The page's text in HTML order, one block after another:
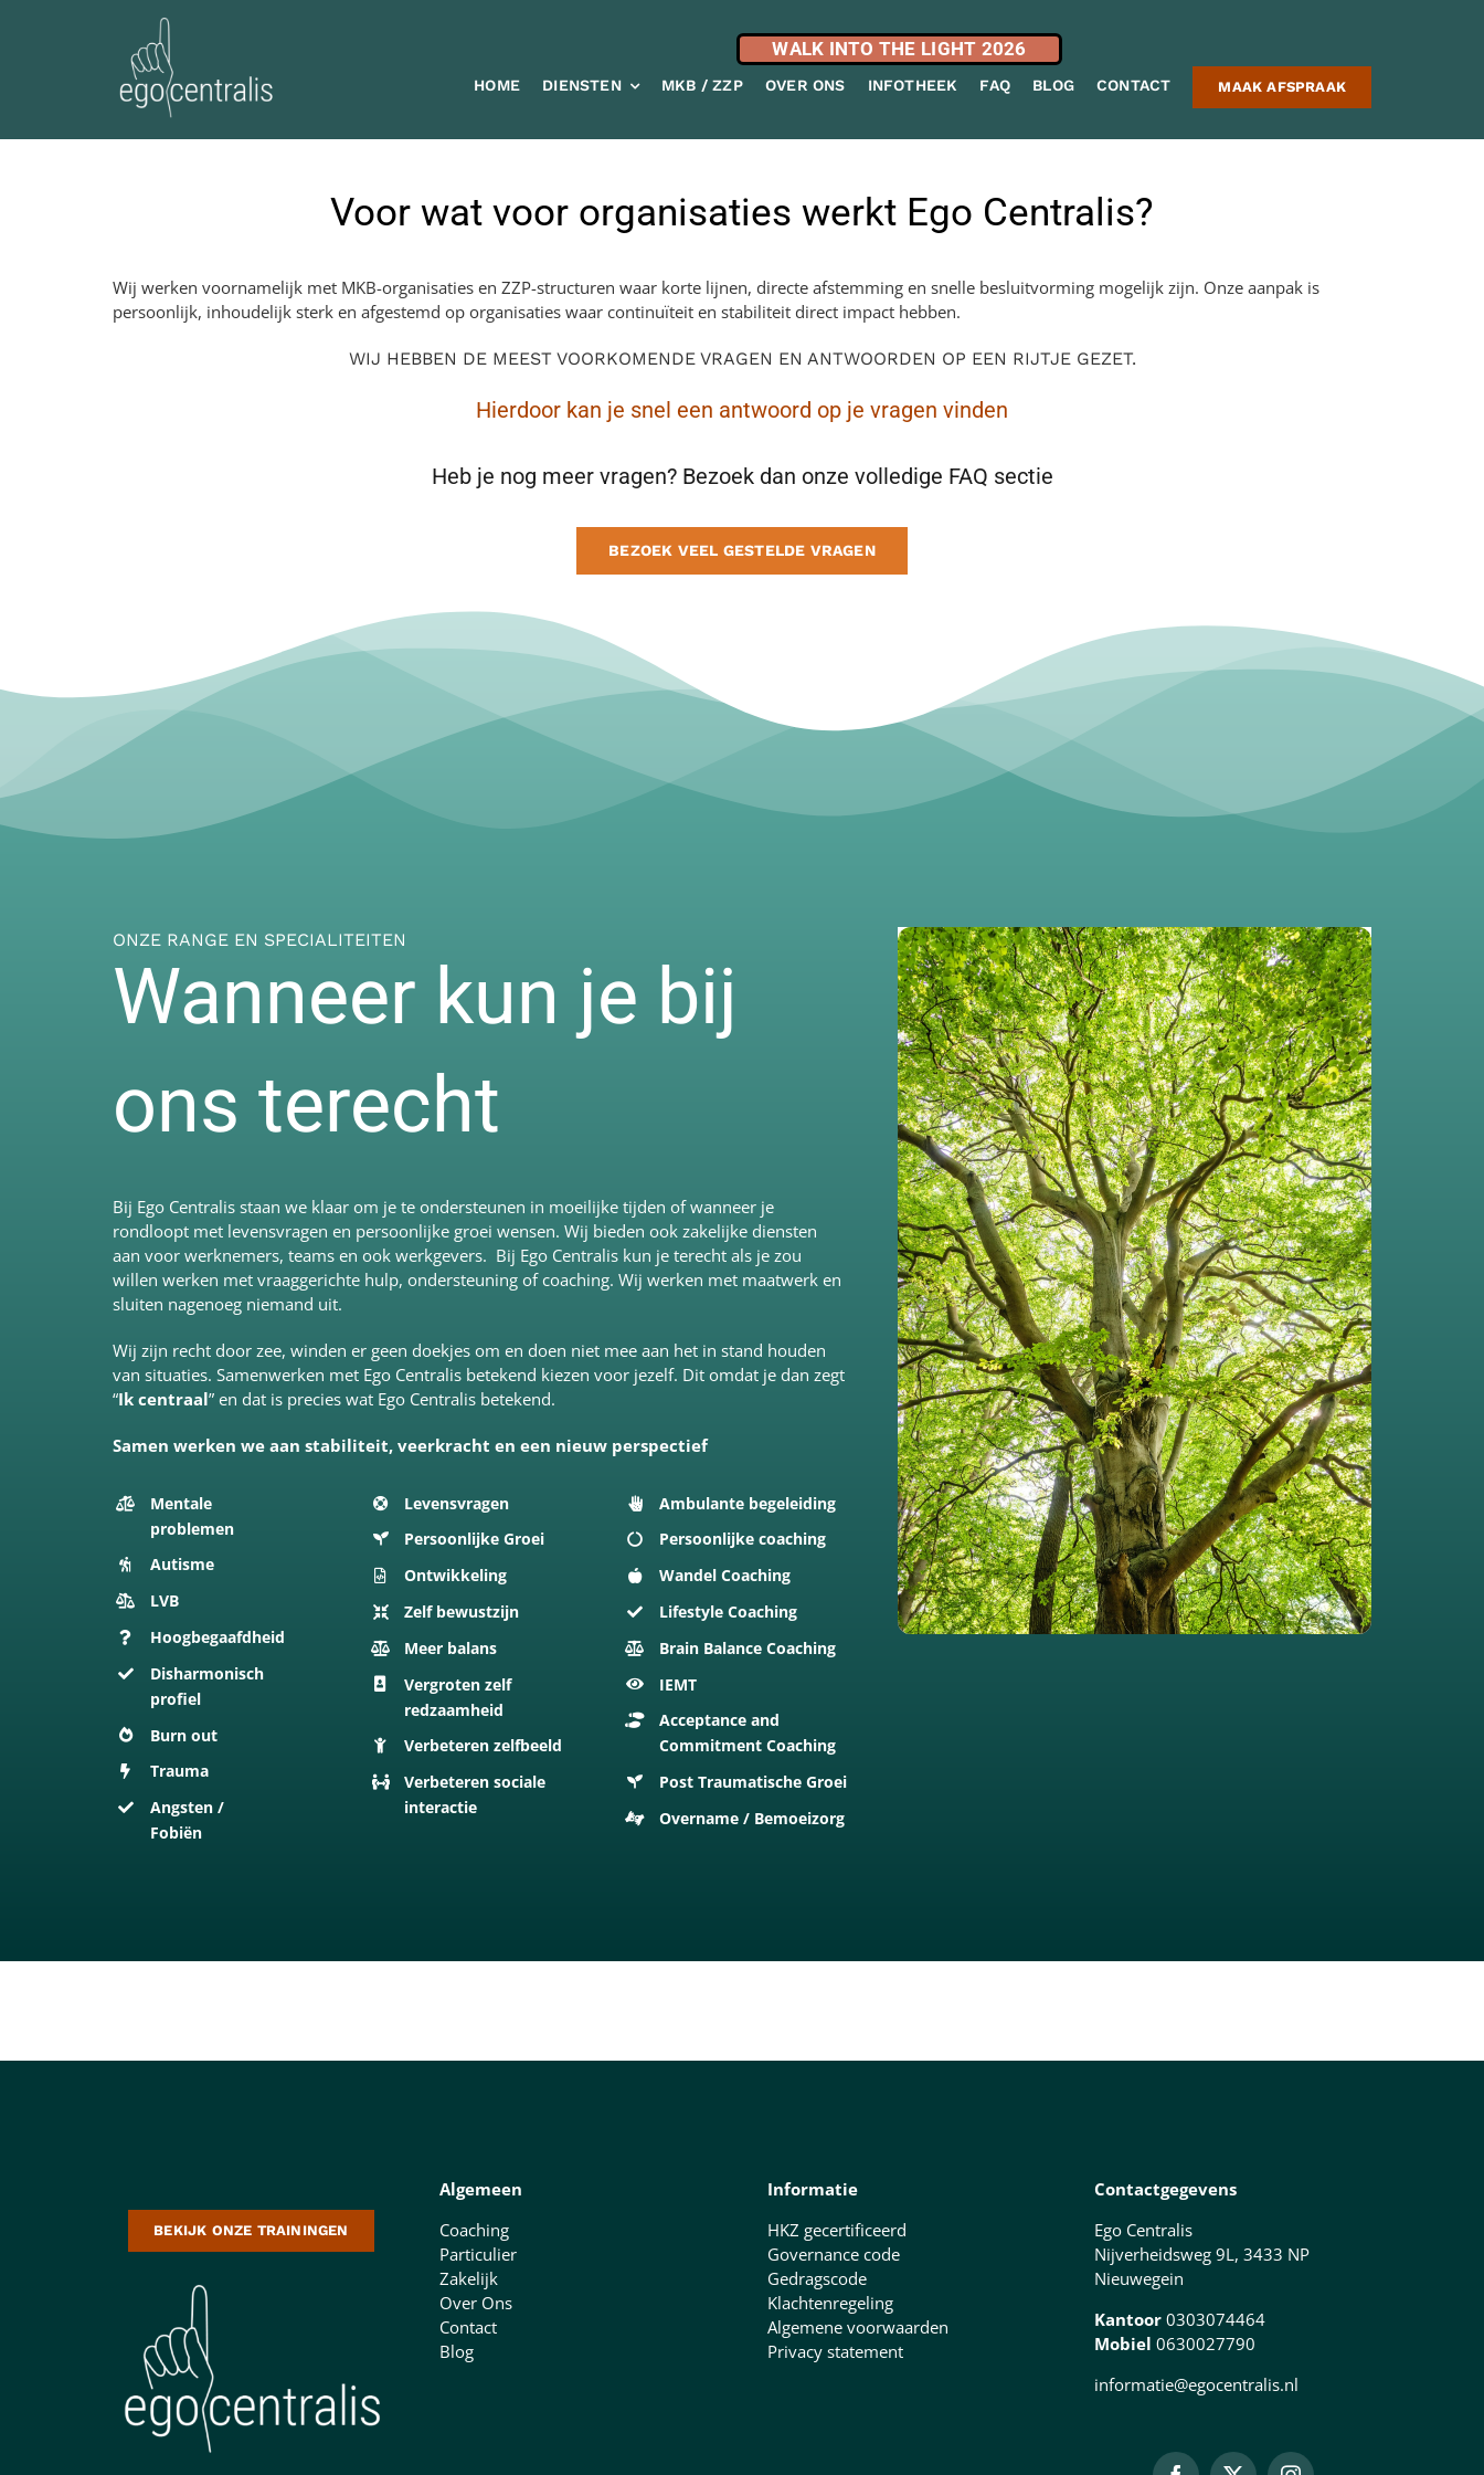
WALK INTO THE LIGHT 2026
HOME DIENSTEN MKB / ZZP OVER ONS INFOTHEEK FAQ BLOG CONTACT MAAK AFSPRAAK
Voor wat voor organisaties werkt Ego Centralis?
Wij werken voornamelijk met MKB-organisaties en ZZP-structuren waar korte lijnen, directe afstemming en snelle besluitvorming mogelijk zijn. Onze aanpak is
persoonlijk, inhoudelijk sterk en afgestemd op organisaties waar continuïteit en stabiliteit direct impact hebben.
WIJ HEBBEN DE MEEST VOORKOMENDE VRAGEN EN ANTWOORDEN OP EEN RIJTJE GEZET.
Hierdoor kan je snel een antwoord op je vragen vinden
Heb je nog meer vragen? Bezoek dan onze volledige FAQ sectie
BEZOEK VEEL GESTELDE VRAGEN
ONZE RANGE EN SPECIALITEITEN
Wanneer kun je bij
ons terecht
Bij Ego Centralis staan we klaar om je te ondersteunen in moeilijke tijden of wanneer je
rondloopt met levensvragen en persoonlijke groei wensen. Wij bieden ook zakelijke diensten
aan voor werknemers, teams en ook werkgevers. Bij Ego Centralis kun je terecht als je zou
willen werken met vraaggerichte hulp, ondersteuning of coaching. Wij werken met maatwerk en
sluiten nagenoeg niemand uit.
Wij zijn recht door zee, winden er geen doekjes om en doen niet mee aan het in stand houden
van situaties. Samenwerken met Ego Centralis betekend kiezen voor jezelf. Dit omdat je dan zegt
“Ik centraal” en dat is precies wat Ego Centralis betekend.
Samen werken we aan stabiliteit, veerkracht en een nieuw perspectief
Mentale
problemen
Autisme
LVB
Hoogbegaafdheid
Disharmonisch
profiel
Burn out
Trauma
Angsten /
Fobiën
Levensvragen
Persoonlijke Groei
Ontwikkeling
Zelf bewustzijn
Meer balans
Vergroten zelf
redzaamheid
Verbeteren zelfbeeld
Verbeteren sociale
interactie
Ambulante begeleiding
Persoonlijke coaching
Wandel Coaching
Lifestyle Coaching
Brain Balance Coaching
IEMT
Acceptance and
Commitment Coaching
Post Traumatische Groei
Overname / Bemoeizorg
BEKIJK ONZE TRAININGEN
Algemeen
Coaching
Particulier
Zakelijk
Over Ons
Contact
Blog
Informatie
HKZ gecertificeerd
Governance code
Gedragscode
Klachtenregeling
Algemene voorwaarden
Privacy statement
Contactgegevens
Ego Centralis
Nijverheidsweg 9L, 3433 NP
Nieuwegein
Kantoor0303074464
Mobiel0630027790
informatie@egocentralis.nl